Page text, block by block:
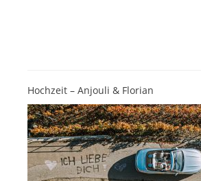
Hochzeit – Anjouli & Florian